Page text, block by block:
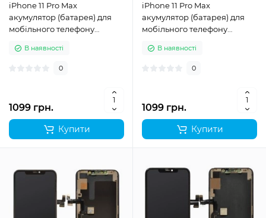
iPhone 11 Pro Max
акумулятор (батарея) для
мобільного телефону
В наявності
0
1099 грн.
Купити
iPhone 11 Pro Max
акумулятор (батарея) для
мобільного телефону
В наявності
0
1099 грн.
Купити